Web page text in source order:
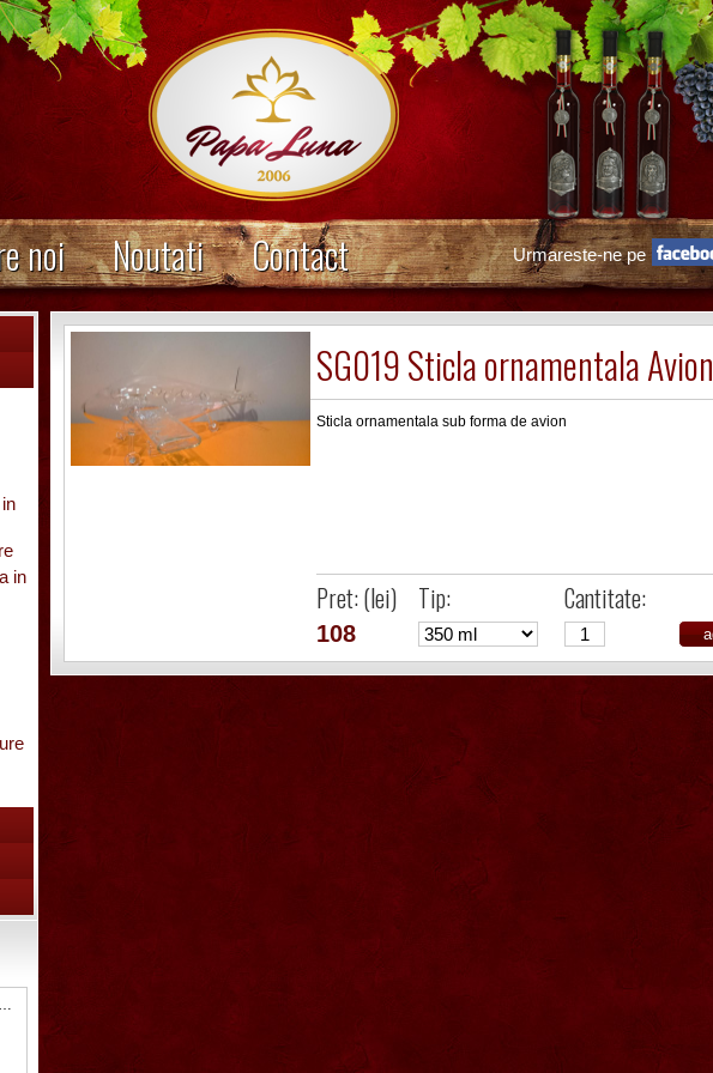
noi Noutati Contact Urmareste-ne pe
in
SU047 Sticla ornamentala cu robinet
SG019 Sticla ornamentala Avion
Sticla ornamentala sub forma de avion
Pret: (lei) Tip: Cantitate:
108